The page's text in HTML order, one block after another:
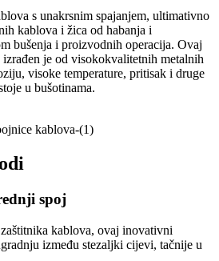
s ​​unakrsnim spajanjem, ultimativno
kablova i žica od habanja i
bušenja i proizvodnih operacija. Ovaj
je od visokokvalitetnih metalnih
visoke temperature, pritisak i druge
u bušotinama.
spoj
kablova, ovaj inovativni
između stezaljki cijevi, tačnije u